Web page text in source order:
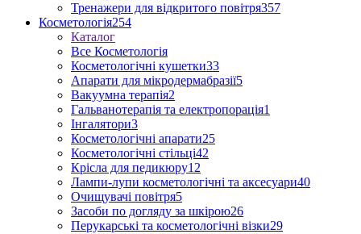
Тренажери для відкритого повітря357
Косметологія254
Каталог
Все Косметологія
Косметологічні кушетки33
Апарати для мікродермабразії5
Вакуумна терапія2
Гальванотерапія та електропорація1
Інгалятори3
Косметологічні апарати25
Косметологічні стільці42
Крісла для педикюру12
Лампи-лупи косметологічні та аксесуари40
Очищувачі повітря5
Засоби по догляду за шкірою26
Перукарські та косметологічні візки29